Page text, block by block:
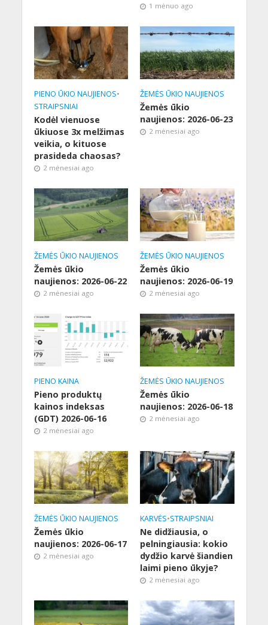
1 mėnuo ago
PIENO ŪKIO NAUJIENOS•
STRAIPSNIAI
Kodėl vienuose
ūkiuose 3x melžimas
veikia, o kituose
prasideda chaosas?
2 mėnesiai ago
ŽEMĖS ŪKIO NAUJIENOS
Žemės ūkio
naujienos: 2026-06-23
2 mėnesiai ago
ŽEMĖS ŪKIO NAUJIENOS
Žemės ūkio
naujienos: 2026-06-22
2 mėnesiai ago
ŽEMĖS ŪKIO NAUJIENOS
Žemės ūkio
naujienos: 2026-06-19
2 mėnesiai ago
PIENO KAINA
Pieno produktų
kainos indeksas
(GDT) 2026-06-16
2 mėnesiai ago
ŽEMĖS ŪKIO NAUJIENOS
Žemės ūkio
naujienos: 2026-06-18
2 mėnesiai ago
ŽEMĖS ŪKIO NAUJIENOS
Žemės ūkio
naujienos: 2026-06-17
2 mėnesiai ago
KARVĖS•STRAIPSNIAI
Ne didžiausia, o
pelningiausia: kokio
dydžio karvė šiandien
laimi pieno ūkyje?
2 mėnesiai ago